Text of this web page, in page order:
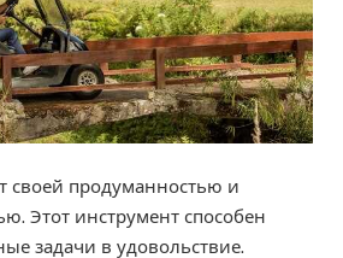
своей продуманностью и
Этот инструмент способен
задачи в удовольствие.